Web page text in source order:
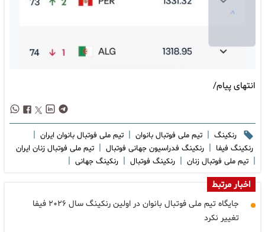
انتهای پیام/
رنکینگ | تیم ملی فوتبال بانوان | تیم ملی فوتبال بانوان ایران |
رنکینگ فیفا | رنکینگ فدراسیون جهانی فوتبال | تیم ملی فوتبال زنان ایران
| تیم ملی فوتبال زنان | رنکینگ فوتبال | رنکینگ جهانی |
اخبار مرتبط
جایگاه تیم ملی فوتبال بانوان در اولین رنکینگ سال ۲۰۲۶ فیفا
تغییر نکرد